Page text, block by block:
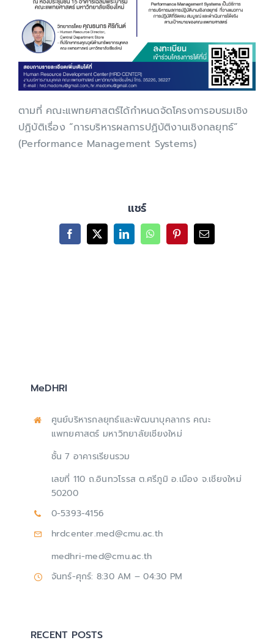
ตามที่ คณะแพทยศาสตร์ได้กำหนดจัดโครงการอบรมเชิง
ปฏิบัติเรื่อง “การบริหารผลการปฏิบัติงานเชิงกลยุทธ์”
(Performance Management Systems)
แชร์
Facebook
X LinkedInWhatsAppPinterestEmail
MeDHRI
ศูนย์บริหารกลยุทธ์และพัฒนาบุคลากร คณะ
แพทยศาสตร์ มหาวิทยาลัยเชียงใหม่
ชั้น 7 อาคารเรียนรวม
เลขที่ 110 ถ.อินทวโรรส ต.ศรีภูมิ อ.เมือง จ.เชียงใหม่
50200
0-5393-4156
hrdcenter.med@cmu.ac.th
medhri-med@cmu.ac.th
จันทร์-ศุกร์: 8:30 AM – 04:30 PM
RECENT POSTS